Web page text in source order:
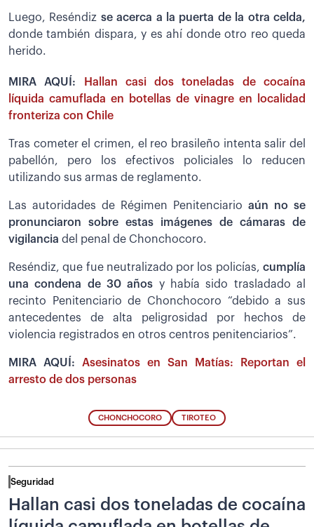
Luego, Reséndiz se acerca a la puerta de la otra celda,
donde también dispara, y es ahí donde otro reo queda
herido.
MIRA AQUÍ:
Hallan casi dos toneladas de cocaína
líquida camuflada en botellas de vinagre en localidad
fronteriza con Chile
Tras cometer el crimen, el reo brasileño intenta salir del
pabellón, pero los efectivos policiales lo reducen
utilizando sus armas de reglamento.
Las autoridades de Régimen Penitenciario aún no se
pronunciaron sobre estas imágenes de cámaras de
vigilancia del penal de Chonchocoro.
Reséndiz, que fue neutralizado por los policías, cumplía
una condena de 30 años y había sido trasladado al
recinto Penitenciario de Chonchocoro “debido a sus
antecedentes de alta peligrosidad por hechos de
violencia registrados en otros centros penitenciarios”.
MIRA AQUÍ: Asesinatos en San Matías: Reportan el
arresto de dos personas
CHONCHOCORO TIROTEO
Seguridad
Hallan casi dos toneladas de cocaína